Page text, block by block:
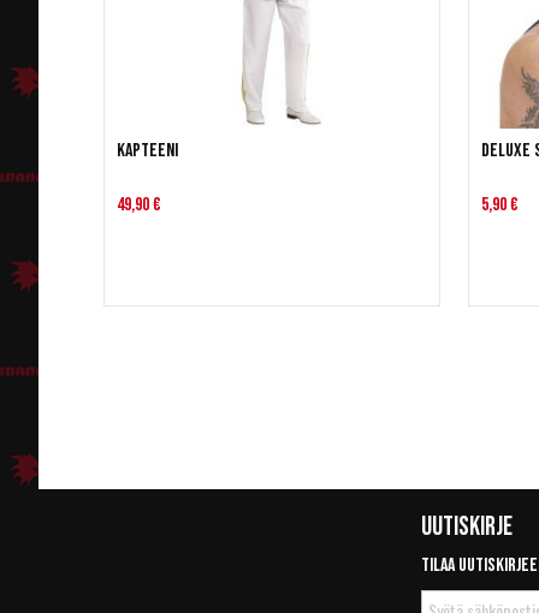
Kapteeni
49,90 € 5,90 €
Uutiskirje
Tilaa
Tilaa